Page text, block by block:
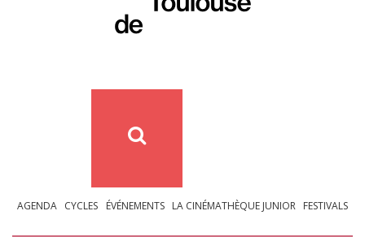
AGENDA CYCLES ÉVÉNEMENTS LA CINÉMATHÈQUE JUNIOR FESTIVALS